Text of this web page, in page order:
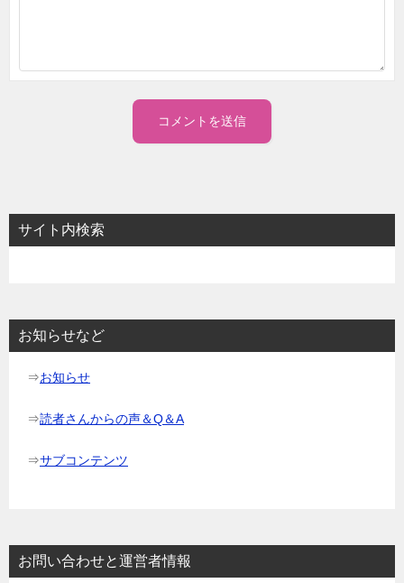
サイト内検索
お知らせなど
⇒お知らせ
⇒読者さんからの声＆Q＆A
⇒サブコンテンツ
お問い合わせと運営者情報